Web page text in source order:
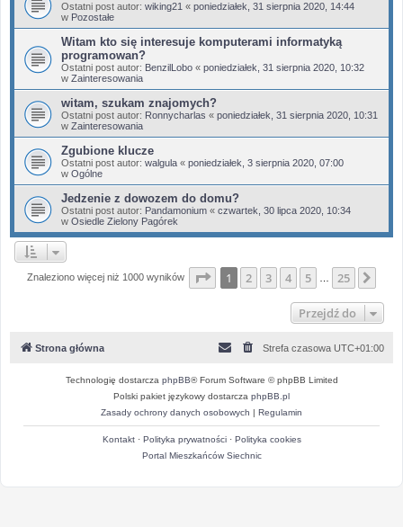
Ostatni post autor: wiking21 « poniedziałek, 31 sierpnia 2020, 14:44
w Pozostałe
Witam kto się interesuje komputerami informatyką
programowan?
Ostatni post autor: BenzilLobo « poniedziałek, 31 sierpnia 2020, 10:32
w Zainteresowania
witam, szukam znajomych?
Ostatni post autor: Ronnycharlas « poniedziałek, 31 sierpnia 2020, 10:31
w Zainteresowania
Zgubione klucze
Ostatni post autor: walgula « poniedziałek, 3 sierpnia 2020, 07:00
w Ogólne
Jedzenie z dowozem do domu?
Ostatni post autor: Pandamonium « czwartek, 30 lipca 2020, 10:34
w Osiedle Zielony Pagórek
Znaleziono więcej niż 1000 wyników Strona z25
1 2 3 4 5 25
Przejdź do
Strona główna Strefa czasowa UTC+01:00
Technologię dostarcza phpBB® Forum Software © phpBB Limited
Polski pakiet językowy dostarcza phpBB.pl
Zasady ochrony danych osobowych | Regulamin
Kontakt· Polityka prywatności· Polityka cookies
Portal Mieszkańców Siechnic